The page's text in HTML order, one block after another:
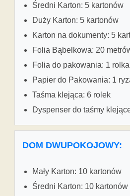
Średni Karton: 5 kartonów
Duży Karton: 5 kartonów
Karton na dokumenty: 5
Folia Bąbelkowa: 20
Folia do pakowania: 1 rolka
Papier do Pakowania: 1
Taśma klejąca: 6 rolek
Dyspenser do taśmy
DOM DWUPOKOJOWY:
Mały Karton: 10 kartonów
Średni Karton: 10 kartonów